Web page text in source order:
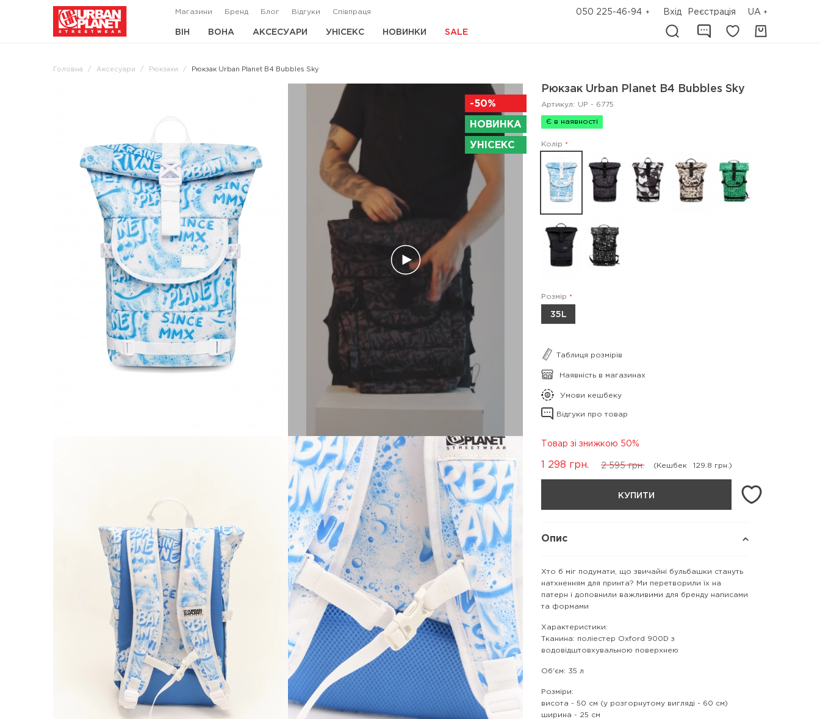
Магазини Бренд Блог Відгуки Співпраця 050 225-46-94 Вхід Реєстрація UA
ВІН ВОНА АКСЕСУАРИ УНІСЕКС НОВИНКИ SALE
Головна Аксесуари Рюкзаки Рюкзак Urban Planet B4 Bubbles Sky
-50%
НОВИНКА
УНІСЕКС
Рюкзак Urban Planet B4 Bubbles Sky
Артикул: UP - 6775
Є в наявності
Колір
Розмір
35L
Таблиця розмірів
Наявність в магазинах
Умови кешбеку
Відгуки про товар
Товар зі знижкою 50%
2 595 грн.
1 298 грн. (Кешбек 129.8 грн.)
КУПИТИ
Опис
Хто б міг подумати, що звичайні бульбашки стануть
натхненням для принта? Ми перетворили їх на
патерн і доповнили важливими для бренду написами
та формами
Характеристики:
Тканина: поліестер Oxford 900D з
водовідштовхувальною поверхнею
Об'єм: 35 л
Розміри:
висота - 50 см (у розгорнутому вигляді - 60 см)
ширина - 25 см